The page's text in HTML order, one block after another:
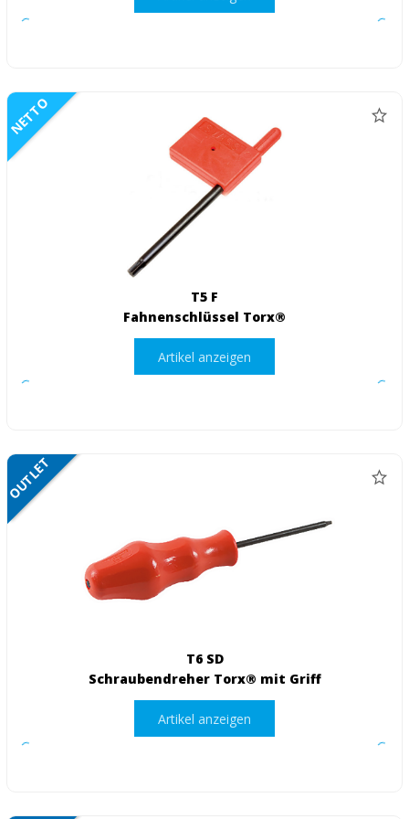
NETTO
T5 F
Fahnenschlüssel Torx®
Artikel anzeigen
NETTO
OUTLET
T6 SD
Schraubendreher Torx® mit Griff
Artikel anzeigen